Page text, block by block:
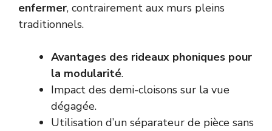
enfermer, contrairement aux murs pleins
traditionnels.
Avantages des rideaux phoniques pour
la modularité.
Impact des demi-cloisons sur la vue
dégagée.
Utilisation d’un séparateur de pièce sans